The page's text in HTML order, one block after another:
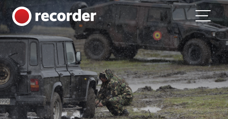
Skip to content
Main Navigation